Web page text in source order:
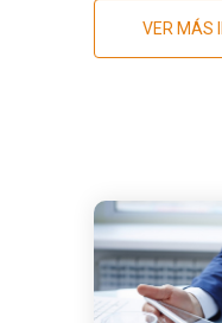
VER MÁS